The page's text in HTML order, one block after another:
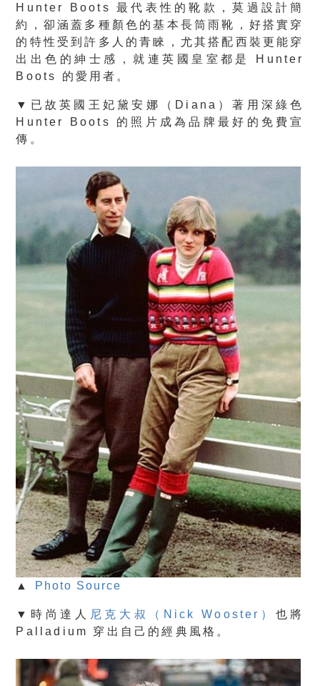
Hunter Boots 最代表性的靴款，莫過設計簡
約，卻涵蓋多種顏色的基本長筒雨靴，好搭實穿
的特性受到許多人的青睞，尤其搭配西裝更能穿
出出色的紳士感，就連英國皇室都是 Hunter
Boots 的愛用者。
▼已故英國王妃黛安娜（Diana）著用深綠色
Hunter Boots 的照片成為品牌最好的免費宣
傳。
▲ Photo Source
▼時尚達人 尼克大叔（Nick Wooster） 也將
Palladium 穿出自己的經典風格。